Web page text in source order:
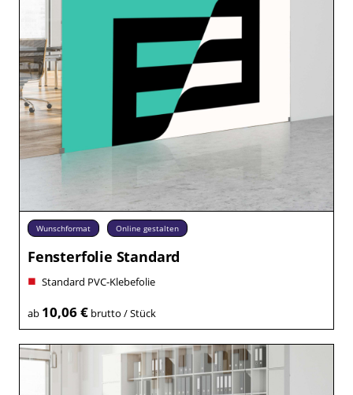
Wunschformat Online gestalten
Fensterfolie Standard
Standard PVC-Klebefolie
ab 10,06 €brutto / Stück